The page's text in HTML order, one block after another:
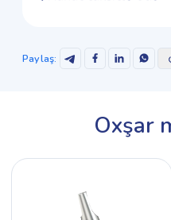
Paylaş:
Oxşar